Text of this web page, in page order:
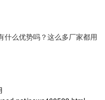
什么优势吗？这么多厂家都用